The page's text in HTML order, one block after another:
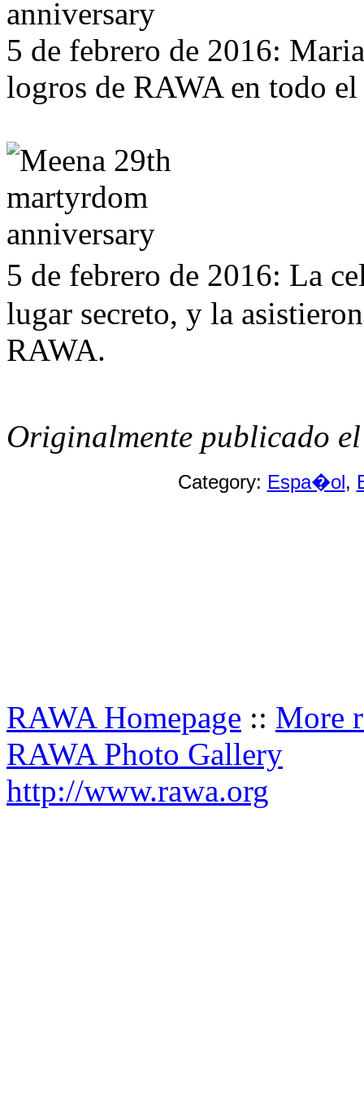
5 de febrero de 2016:
logros de RAWA en todo
5 de febrero de 2016: La
lugar secreto, y la
RAWA.
Originalmente publicado
Category: Espa�ol,
RAWA Homepage :: More
RAWA Photo Gallery
http://www.rawa.org